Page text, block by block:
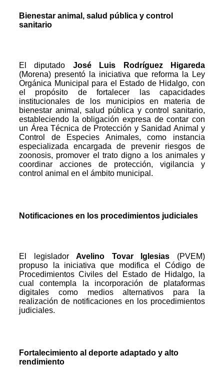
Bienestar animal, salud pública y control
sanitario
El diputado José Luis Rodríguez Higareda
(Morena) presentó la iniciativa que reforma la Ley
Orgánica Municipal para el Estado de Hidalgo, con
el propósito de fortalecer las capacidades
institucionales de los municipios en materia de
bienestar animal, salud pública y control sanitario,
estableciendo la obligación expresa de contar con
un Área Técnica de Protección y Sanidad Animal y
Control de Especies Animales, como instancia
especializada encargada de prevenir riesgos de
zoonosis, promover el trato digno a los animales y
coordinar acciones de protección, vigilancia y
control animal en el ámbito municipal.
Notificaciones en los procedimientos judiciales
El legisladorAvelino Tovar Iglesias (PVEM)
propuso la iniciativa que modifica el Código de
Procedimientos Civiles del Estado de Hidalgo, la
cual contempla la incorporación de plataformas
digitales como medios alternativos para la
realización de notificaciones en los procedimientos
judiciales.
Fortalecimiento al deporte adaptado y alto
rendimiento